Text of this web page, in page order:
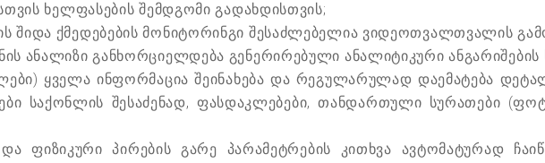
ხელფასების შემდგომი გადახდისთვის;
ქმედებების მონიტორინგი შესაძლებელია ვიდეოთვალთვალის
ანალიზი განხორციელდება გენერირებული ანალიტიკური ანგარიშების
ყველა ინფორმაცია შეინახება და რეგულარულად დაემატება
საქონლის შესაძენად, ფასდაკლებები, თანდართული სურათები
ფიზიკური პირების გარე პარამეტრების კითხვა ავტომატურად